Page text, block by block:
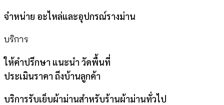
จำหน่าย อะไหล่และอุปกรณ์รางม่าน
บริการ
ให้คำปรึกษา แนะนำ วัดพื้นที่
ประเมินราคา ถึงบ้านลูกค้า
บริการรับเย็บผ้าม่านสำหรับร้านผ้าม่านทั่วไป